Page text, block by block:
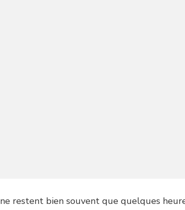
restent bien souvent que quelques